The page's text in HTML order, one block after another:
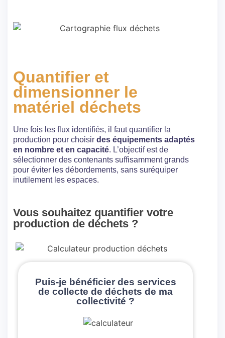
Quantifier et
dimensionner le
matériel déchets
Une fois les flux identifiés, il faut quantifier la
production pour choisir des équipements adaptés
en nombre et en capacité. L’objectif est de
sélectionner des contenants suffisamment grands
pour éviter les débordements, sans suréquiper
inutilement les espaces.
Vous souhaitez quantifier votre
production de déchets ?
Puis-je bénéficier des services
de collecte de déchets de ma
collectivité ?